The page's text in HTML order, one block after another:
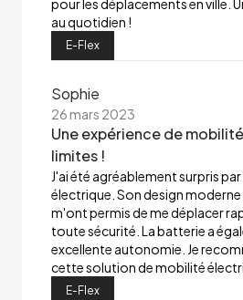
pour les déplacements en ville.
au quotidien !
E-Flex
Sophie
26 mars 2023
Une expérience de
limites !
J'ai été agréablement surpris
électrique. Son design moderne
m'ont permis de me déplacer
toute sécurité. La batterie a
excellente autonomie. Je
cette solution de mobilité
E-Flex